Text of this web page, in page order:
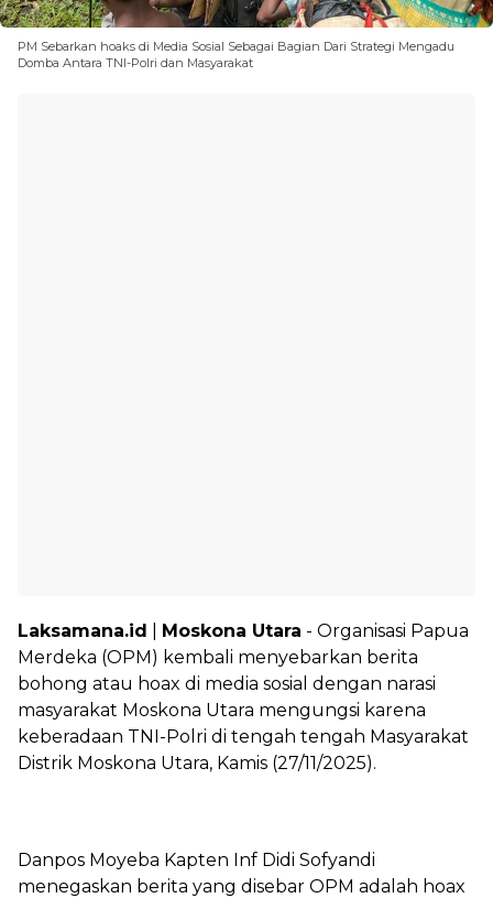
PM Sebarkan hoaks di Media Sosial Sebagai Bagian Dari Strategi Mengadu
Domba Antara TNI-Polri dan Masyarakat
Laksamana.id Moskona Utara - Organisasi Papua
Merdeka (OPM) kembali menyebarkan berita
bohong atau hoax di media sosial dengan narasi
masyarakat Moskona Utara mengungsi karena
keberadaan TNI-Polri di tengah tengah Masyarakat
Distrik Moskona Utara, Kamis (27/11/2025).
‎Danpos Moyeba Kapten Inf Didi Sofyandi
menegaskan berita yang disebar OPM adalah hoax